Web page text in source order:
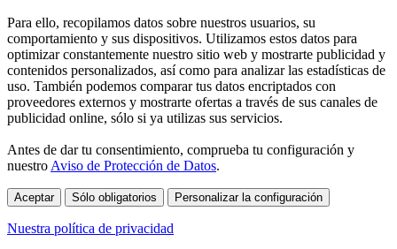
Para ello, recopilamos datos sobre nuestros usuarios, su
comportamiento y sus dispositivos. Utilizamos estos datos para
optimizar constantemente nuestro sitio web y mostrarte publicidad y
contenidos personalizados, así como para analizar las estadísticas de
uso. También podemos comparar tus datos encriptados con
proveedores externos y mostrarte ofertas a través de sus canales de
publicidad online, sólo si ya utilizas sus servicios.
Antes de dar tu consentimiento, comprueba tu configuración y
nuestro Aviso de Protección de Datos.
Aceptar Sólo obligatorios Personalizar la configuración
Nuestra política de privacidad